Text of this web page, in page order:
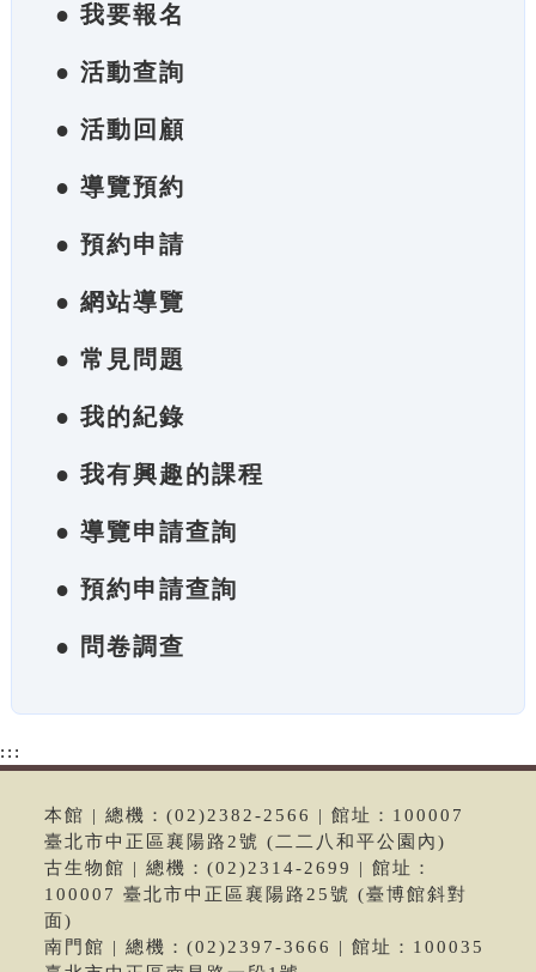
● 我要報名
● 活動查詢
● 活動回顧
● 導覽預約
● 預約申請
● 網站導覽
● 常見問題
● 我的紀錄
● 我有興趣的課程
● 導覽申請查詢
● 預約申請查詢
● 問卷調查
:::
本館 | 總機：(02)2382-2566 | 館址：100007
臺北市中正區襄陽路2號 (二二八和平公園內)
古生物館 | 總機：(02)2314-2699 | 館址：
100007 臺北市中正區襄陽路25號 (臺博館斜對
面)
南門館 | 總機：(02)2397-3666 | 館址：100035